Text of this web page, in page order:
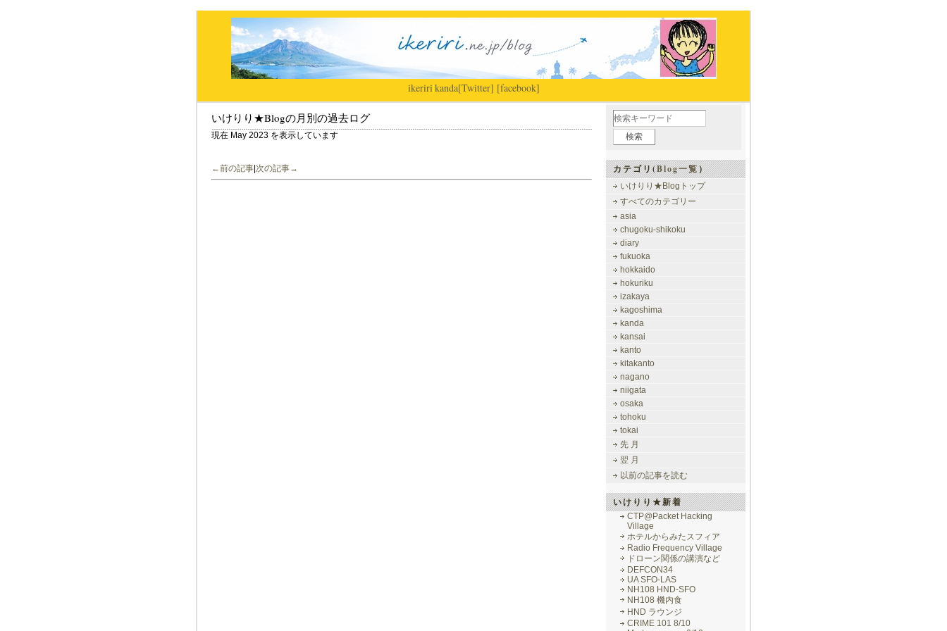
ikeriri|kanda[Twitter] [facebook]
いけりり★Blogの月別の過去ログ
現在 May 2023 を表示しています
←前の記事 次の記事→ カテゴリ(Blog一覧）
いけりり★Blogトップ
すべてのカテゴリー
asia
chugoku-shikoku
diary
fukuoka
hokkaido
hokuriku
izakaya
kagoshima
kanda
kansai
kanto
kitakanto
nagano
niigata
osaka
tohoku
tokai
先 月
翌 月
以前の記事を読む
いけりり★新着
CTP@Packet Hacking
Village
ホテルからみたスフィア
Radio Frequency Village
ドローン関係の講演など
DEFCON34
UA SFO-LAS
NH108 HND-SFO
NH108 機内食
HND ラウンジ
CRIME 101 8/10